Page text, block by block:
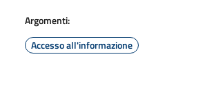
Argomenti:
Accesso all'informazione